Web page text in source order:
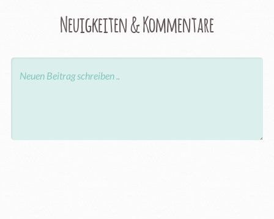
Neuigkeiten & Kommentare